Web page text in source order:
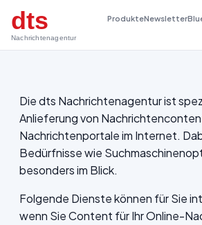
dts
Nachrichtenagentur
ProdukteNewsletter
Die dts Nachrichtenagentur ist
Anlieferung von
Nachrichtenportale im Internet.
Bedürfnisse wie
besonders im Blick.
Folgende Dienste können für Sie
wenn Sie Content für Ihr Online-